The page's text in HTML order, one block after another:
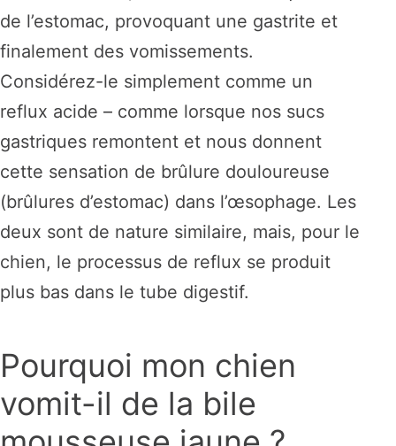
de l’estomac, provoquant une gastrite et
finalement des vomissements.
Considérez-le simplement comme un
reflux acide – comme lorsque nos sucs
gastriques remontent et nous donnent
cette sensation de brûlure douloureuse
(brûlures d’estomac) dans l’œsophage. Les
deux sont de nature similaire, mais, pour le
chien, le processus de reflux se produit
plus bas dans le tube digestif.
Pourquoi mon chien
vomit-il de la bile